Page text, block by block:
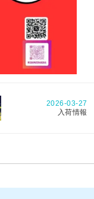
2026-03-27
入荷情報